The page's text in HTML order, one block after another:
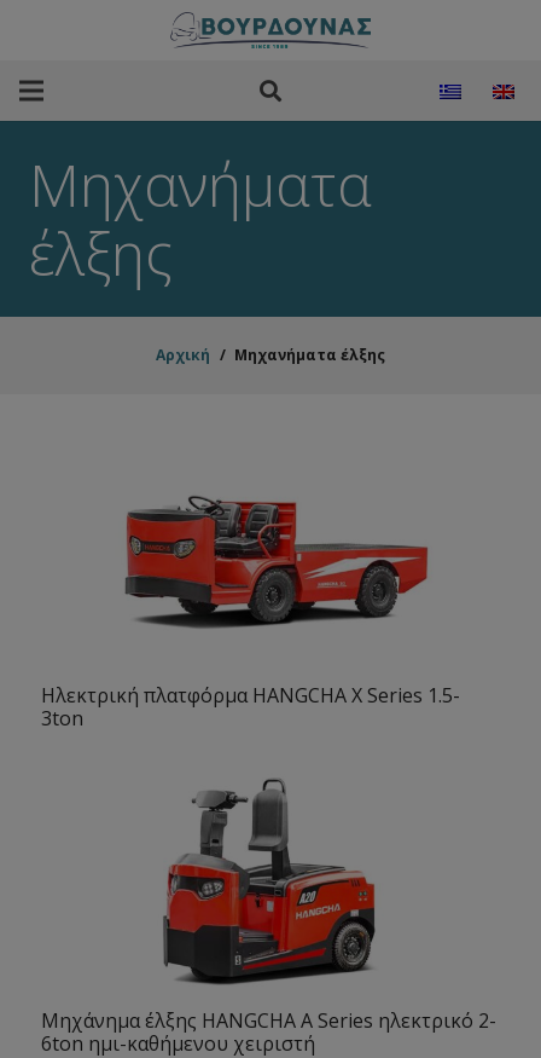
Μηχανήματα
έλξης
Αρχική / Μηχανήματα έλξης
Ηλεκτρική πλατφόρμα HANGCHA X Series 1.5-
3ton
Μηχάνημα έλξης HANGCHA A Series ηλεκτρικό 2-
6ton ημι-καθήμενου χειριστή